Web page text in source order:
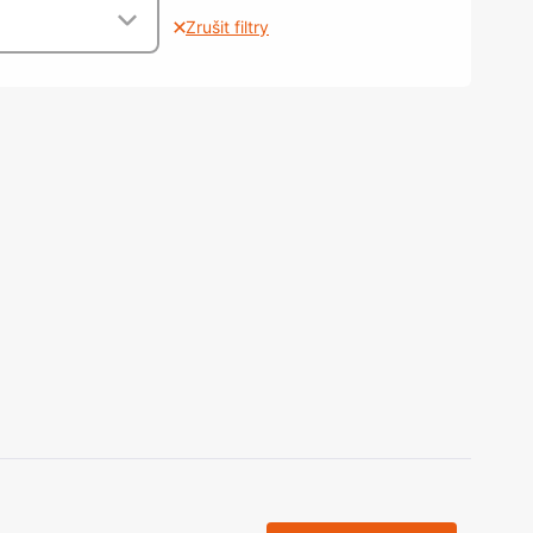
nohy, Nábytkové nohy a
nastavení
Zrušit filtry